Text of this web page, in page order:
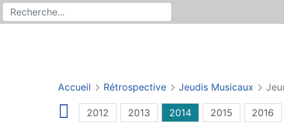
Recherche sur le site
Rechercher
Accueil Rétrospective Jeudis Musicaux
2012 2013 2014 2015 2016